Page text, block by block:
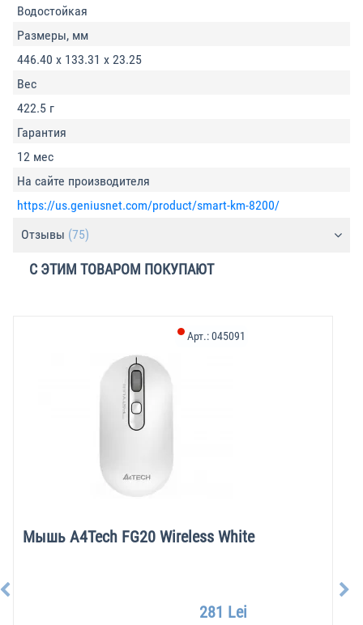
Водостойкая
Размеры, мм
446.40 x 133.31 x 23.25
Вес
422.5 г
Гарантия
12 мес
На сайте производителя
https://us.geniusnet.com/product/smart-km-8200/
Отзывы (75)
С ЭТИМ ТОВАРОМ ПОКУПАЮТ
Мышь A4Tech FG20 Wireless White
Арт.:045091
281 Lei